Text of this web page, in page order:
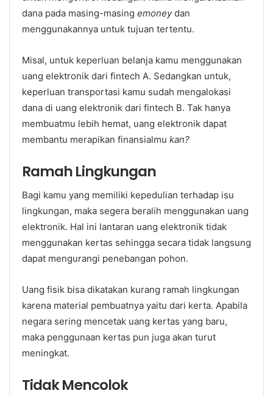
dana pada masing-masing emoneydan
menggunakannya untuk tujuan tertentu.
Misal, untuk keperluan belanja kamu menggunakan
uang elektronik dari fintech A. Sedangkan untuk,
keperluan transportasi kamu sudah mengalokasi
dana di uang elektronik dari fintech B. Tak hanya
membuatmu lebih hemat, uang elektronik dapat
membantu merapikan finansialmu kan?
Ramah Lingkungan
Bagi kamu yang memiliki kepedulian terhadap isu
lingkungan, maka segera beralih menggunakan uang
elektronik. Hal ini lantaran uang elektronik tidak
menggunakan kertas sehingga secara tidak langsung
dapat mengurangi penebangan pohon.
Uang fisik bisa dikatakan kurang ramah lingkungan
karena material pembuatnya yaitu dari kerta. Apabila
negara sering mencetak uang kertas yang baru,
maka penggunaan kertas pun juga akan turut
meningkat.
Tidak Mencolok